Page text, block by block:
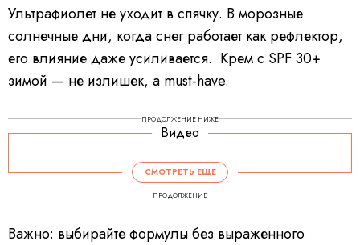
Ультрафиолет не уходит в спячку. В морозные
солнечные дни, когда снег работает как рефлектор,
его влияние даже усиливается. Крем с SPF 30+
зимой — не излишек, а must-have.
ПРОДОЛЖЕНИЕ НИЖЕ
Видео
СМОТРЕТЬ ЕЩЕ
ПРОДОЛЖЕНИЕ
Важно: выбирайте формулы без выраженного